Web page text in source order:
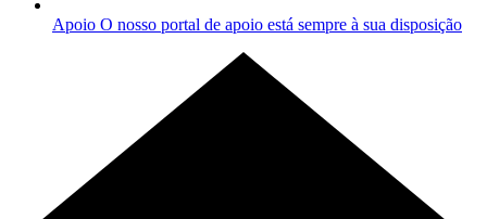
Apoio O nosso portal de apoio está sempre à sua disposição